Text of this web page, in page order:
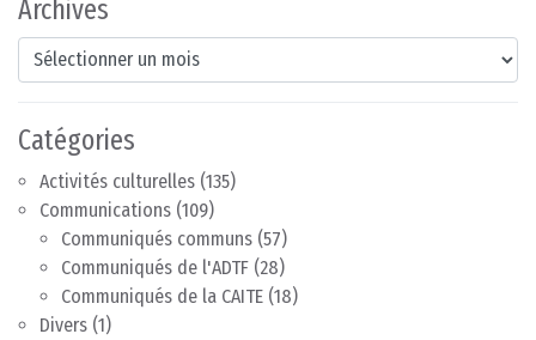
Archives
Archives
Catégories
Activités culturelles (135)
Communications (109)
Communiqués communs (57)
Communiqués de l'ADTF (28)
Communiqués de la CAITE (18)
Divers (1)